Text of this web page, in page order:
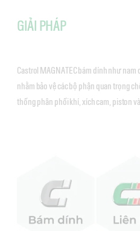
GIẢI PHÁP
Castrol MAGNATEC bám dính như
nhằm bảo vệ các bộ phận quan trọng
thống phân phối khí, xích cam, piston